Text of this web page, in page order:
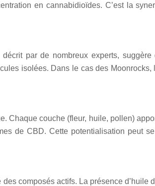
en cannabidioïdes. C’est la
par de nombreux experts,
isolées. Dans le cas des
Chaque couche (fleur, huile, pollen)
de CBD. Cette potentialisation peut
composés actifs. La présence d’huile